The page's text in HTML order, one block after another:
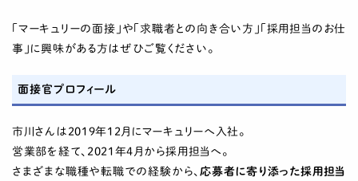
「マーキュリーの面接」や「求職者との向き合い方」「採用担当のお仕
事」に興味がある方はぜひご覧ください。
面接官プロフィール
市川さんは2019年12月にマーキュリーへ入社。
営業部を経て、 2021年4月 から採用担当へ。
さまざまな職種や転職での経験から、応募者に寄り添った採用担当